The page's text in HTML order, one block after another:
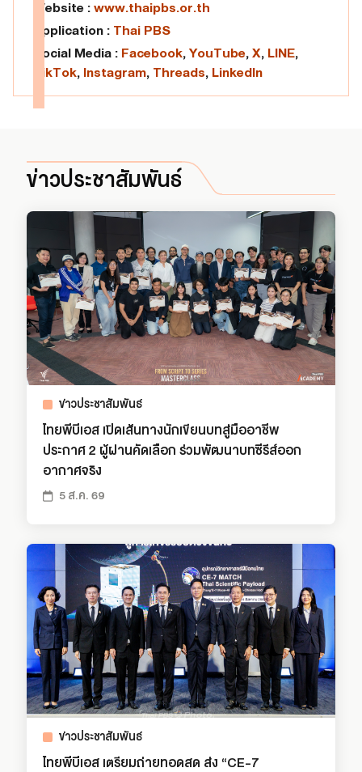
Website : www.thaipbs.or.th
Application : Thai PBS
Social Media : Facebook, YouTube, X, LINE,
TikTok, Instagram, Threads, LinkedIn
ข่าวประชาสัมพันธ์
ข่าวประชาสัมพันธ์
ไทยพีบีเอส เปิดเส้นทางนักเขียนบทสู่มืออาชีพ
ประกาศ 2 ผู้ผ่านคัดเลือก ร่วมพัฒนาบทซีรีส์ออก
อากาศจริง
5 ส.ค. 69
ข่าวประชาสัมพันธ์
ไทยพีบีเอส เตรียมถ่ายทอดสด ส่ง “CE-7